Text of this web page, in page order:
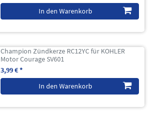
In den Warenkorb
Champion Zündkerze RC12YC für KOHLER
Motor Courage SV601
3,99 € *
In den Warenkorb